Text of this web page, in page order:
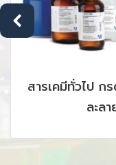
สารเคมีทั่วไป ก
ละลา